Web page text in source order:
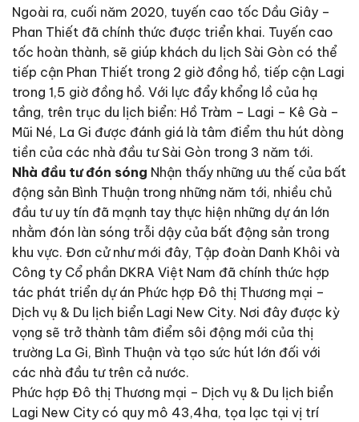
Ngoài ra, cuối năm 2020, tuyến cao tốc Dầu Giây –
Phan Thiết đã chính thức được triển khai. Tuyến cao
tốc hoàn thành, sẽ giúp khách du lịch Sài Gòn có thể
tiếp cận Phan Thiết trong 2 giờ đồng hồ, tiếp cận Lagi
trong 1,5 giờ đồng hồ. Với lực đẩy khổng lồ của hạ
tầng, trên trục du lịch biển: Hồ Tràm – Lagi – Kê Gà –
Mũi Né, La Gi được đánh giá là tâm điểm thu hút dòng
tiền của các nhà đầu tư Sài Gòn trong 3 năm tới.
Nhà đầu tư đón sóng Nhận thấy những ưu thế của bất
động sản Bình Thuận trong những năm tới, nhiều chủ
đầu tư uy tín đã mạnh tay thực hiện những dự án lớn
nhằm đón làn sóng trỗi dậy của bất động sản trong
khu vực. Đơn cử như mới đây, Tập đoàn Danh Khôi và
Công ty Cổ phần DKRA Việt Nam đã chính thức hợp
tác phát triển dự án Phức hợp Đô thị Thương mại –
Dịch vụ & Du lịch biển Lagi New City. Nơi đây được kỳ
vọng sẽ trở thành tâm điểm sôi động mới của thị
trường La Gi, Bình Thuận và tạo sức hút lớn đối với
các nhà đầu tư trên cả nước.
Phức hợp Đô thị Thương mại – Dịch vụ & Du lịch biển
Lagi New City có quy mô 43,4ha, tọa lạc tại vị trí